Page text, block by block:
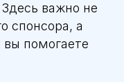
важно не
спонсора, а
помогаете